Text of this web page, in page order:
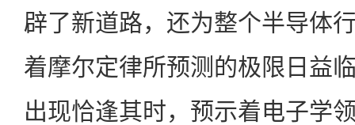
辟了新道路，还为整个半导体
着摩尔定律所预测的极限日益
出现恰逢其时，预示着电子学